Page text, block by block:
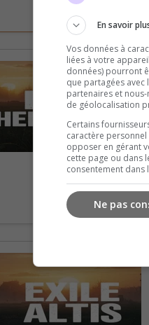
En savoir
Vos données à
liées à votre
données) pourront
que partagées avec
partenaires et
de géolocalisation
Certains
caractère
opposer en gérant
cette page ou dans
consentement
Ne pas